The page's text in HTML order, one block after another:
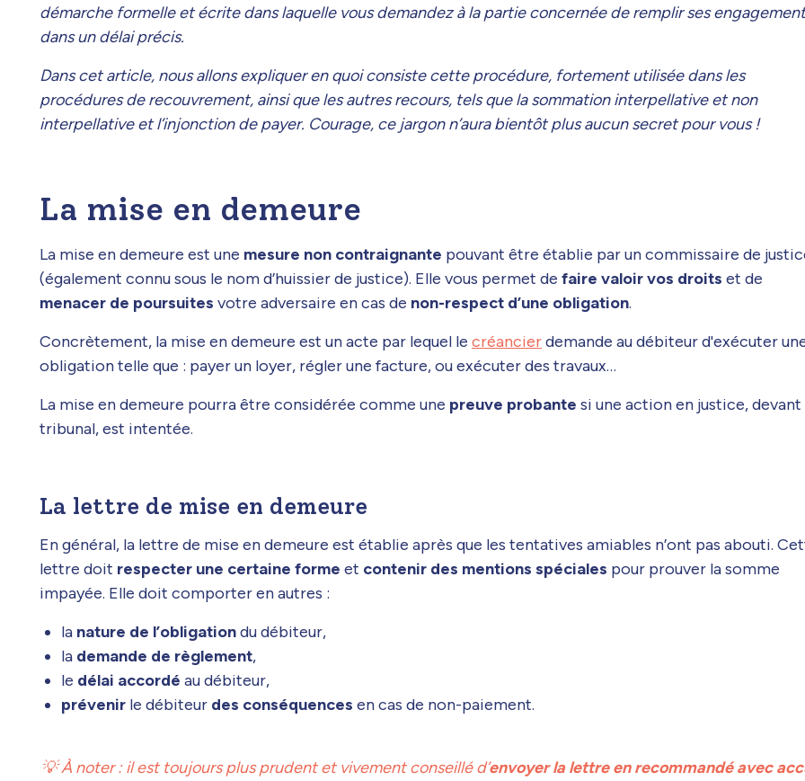
démarche formelle et écrite dans laquelle vous demandez à la partie concernée de remplir ses
dans un délai précis.
Dans cet article, nous allons expliquer en quoi consiste cette procédure, fortement utilisée dans les
procédures de recouvrement, ainsi que les autres recours, tels que la sommation interpellative et non
interpellative et l’injonction de payer. Courage, ce jargon n’aura bientôt plus aucun secret pour vous !
La mise en demeure
La mise en demeure est une mesure non contraignante pouvant être établie par un commissaire de
(également connu sous le nom d’huissier de justice). Elle vous permet de faire valoir vos droits et de
menacer de poursuites votre adversaire en cas de non-respect d’une obligation.
Concrètement, la mise en demeure est un acte par lequel le créancierdemande au débiteur d'exécuter
obligation telle que : payer un loyer, régler une facture, ou exécuter des travaux…
La mise en demeure pourra être considérée comme une preuve probante si une action en justice, devant
tribunal, est intentée.
La lettre de mise en demeure
En général, la lettre de mise en demeure est établie après que les tentatives amiables n’ont pas abouti.
lettre doit respecter une certaine forme et contenir des mentions spéciales pour prouver la somme
impayée. Elle doit comporter en autres :
la nature de l’obligationdu débiteur,
la demande de règlement,
le délai accordé au débiteur,
prévenir le débiteur des conséquences en cas de non-paiement.
💡 À noter : il est toujours plus prudent et vivement conseillé d’envoyer la lettre en recommandé avec